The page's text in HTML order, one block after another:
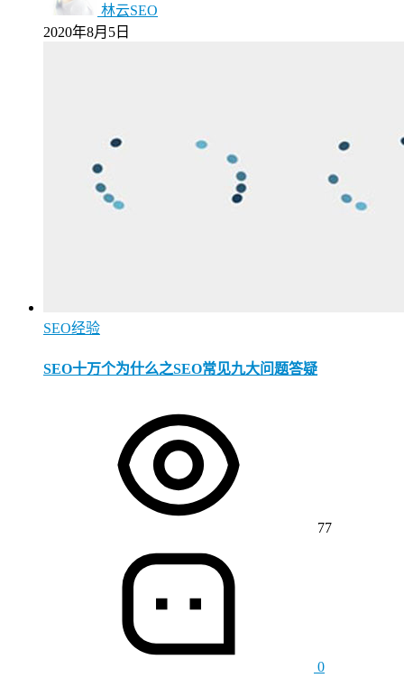
林云SEO
2020年8月5日
SEO经验
SEO十万个为什么之SEO常见九大问题答疑
77
0